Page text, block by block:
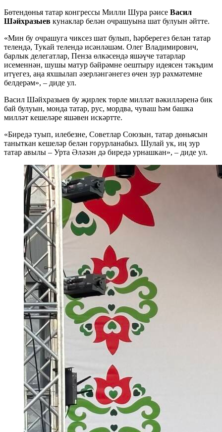
Бөтендөнья татар конгрессы Милли Шура рәисе Васил
Шәйхразыев кунаклар белән очрашуына шат булуын әйтте.
«Мин бу очрашуга чиксез шат булып, һәрберегез белән татар
телендә, Тукай телендә исәнләшәм. Олег Владимирович,
барлык делегатлар, Пенза өлкәсендә яшәүче татарлар
исеменнән, шушы матур бәйрәмне оештыру идеясен тәкъдим
итүегез, аңа яхшылап әзерләнгәнегез өчен зур рәхмәтемне
белдерәм», – диде ул.
Васил Шәйхразыев бу җирлек төрле милләт вәкилләренә бик
бай булуын, монда татар, рус, мордва, чуваш һәм башка
милләт кешеләре яшәвен искәртте.
«Биредә туып, илебезне, Советлар Союзын, татар дөньясын
таныткан кешеләр белән горурланабыз. Шулай ук, иң зур
татар авылы – Урта Әләзән дә биредә урнашкан», – диде ул.